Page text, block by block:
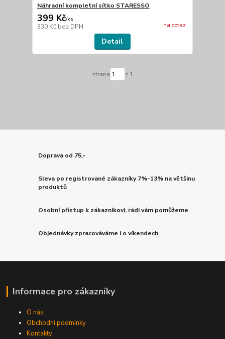
Náhradní kompletní sítko STARESSO
399 Kč/ks
330 Kč bez DPH na dotaz
Detail
strana z 1
Doprava od 75,-
Sleva po registrované zákazníky 7%-13% na většinu
produktů
Osobní přístup k zákazníkovi, rádi vám pomůžeme
Objednávky zpracováváme i o víkendech
Informace pro zákazníky
O nás
Obchodní podmínky
Kontakty